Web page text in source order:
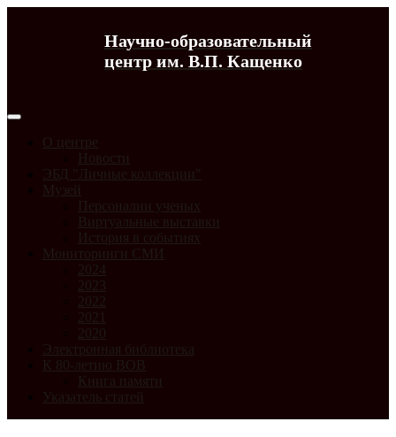
Научно-образовательный
центр им. В.П. Кащенко
О центре
Новости
ЭБД "Личные коллекции"
Музей
Персоналии ученых
Виртуальные выставки
История в событиях
Мониторинги СМИ
2024
2023
2022
2021
2020
Электронная библиотека
К 80-летию ВОВ
Книга памяти
Указатель статей